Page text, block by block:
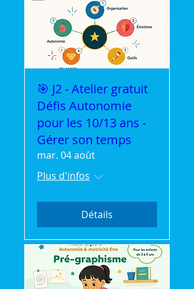
🎯 J2 - Atelier gratuit
Défis Autonomie
pour les 10/13 ans -
Gérer son temps
mar. 04 août
Plus d'infos
Détails